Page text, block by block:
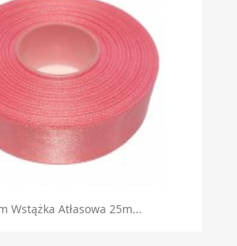
Wstążka Atłasowa 25m...